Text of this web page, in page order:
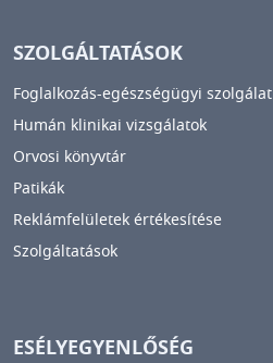
SZOLGÁLTATÁSOK
Foglalkozás-egészségügyi szolgálat
Humán klinikai vizsgálatok
Orvosi könyvtár
Patikák
Reklámfelületek értékesítése
Szolgáltatások
ESÉLYEGYENLŐSÉG